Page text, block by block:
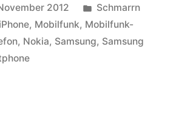
2012
Veröffentlicht
in
Schmarrn
iPhone, Mobilfunk, Mobilfunk-
, Nokia, Samsung, Samsung